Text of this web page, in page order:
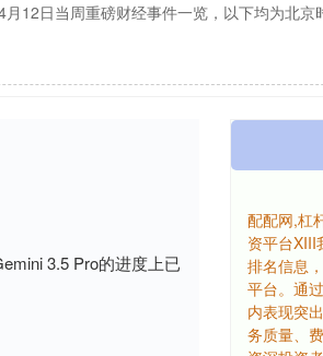
12日当周重磅财经事件一览，以下均为北京
3.5 Pro的进度上已
配配网,杠
资平台XIII‌
排名信息
平台。通
内表现突
务质量、